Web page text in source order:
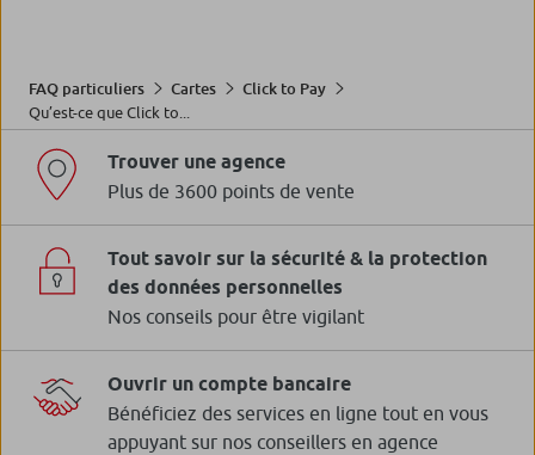
FAQ particuliers Cartes
Click to Pay
Qu’est-ce que Click to...
Trouver une agence
Plus de 3600 points de vente
Tout savoir sur la sécurité & la protection
des données personnelles
Nos conseils pour être vigilant
Ouvrir un compte bancaire
Bénéficiez des services en ligne tout en vous
appuyant sur nos conseillers en agence